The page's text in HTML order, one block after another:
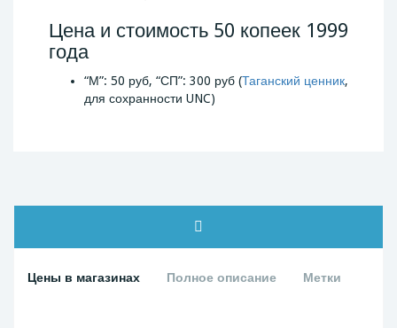
Цена и стоимость 50 копеек 1999
года
“М”: 50 руб, “СП”: 300 руб (Таганский ценник,
для сохранности UNC)
Цены в магазинах Полное описание Метки